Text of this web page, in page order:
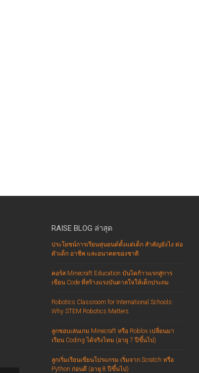
RAISE BLOG ล่าสุด
ประโยชน์การเรียนหุ่นยนต์ตั้งแต่เด็ก สำคัญยังไง ต่อ
ตัวเด็ก อาชีพ และอนาคตของชาติ
คอร์ส Minecraft Education บันไดก้าวแรกสู่การ
เขียน Code ที่สร้างแรงบันดาลใจให้เด็กประถม
Robotics Classroom for International Schools:
Why STEM Robotics Matters
ลูกชอบเล่นเกม Minecraft หรือ Roblox เปลี่ยนมา
เรียน Coding ได้จริงไหม (อายุ 7 ปีขึ้นไป)
ลูกเริ่มเรียนเขียนโปรแกรม เริ่มจาก Scratch หรือ
Python ก่อนดี (อายุ 8 ปีขึ้นไป)